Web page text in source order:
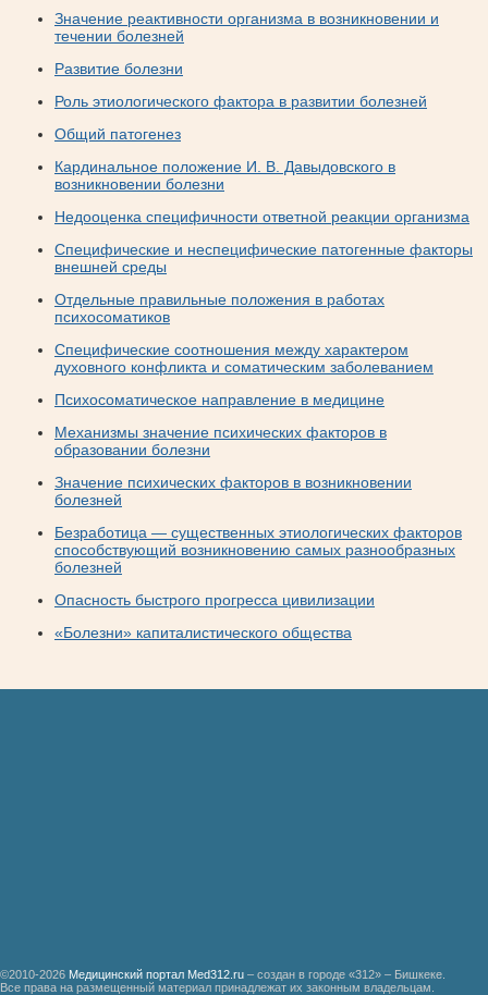
Значение реактивности организма в возникновении и
течении болезней
Развитие болезни
Роль этиологического фактора в развитии болезней
Общий патогенез
Кардинальное положение И. В. Давыдовского в
возникновении болезни
Недооценка специфичности ответной реакции организма
Специфические и неспецифические патогенные факторы
внешней среды
Отдельные правильные положения в работах
психосоматиков
Специфические соотношения между характером
духовного конфликта и соматическим заболеванием
Психосоматическое направление в медицине
Механизмы значение психических факторов в
образовании болезни
Значение психических факторов в возникновении
болезней
Безработица — существенных этиологических факторов
способствующий возникновению самых разнообразных
болезней
Опасность быстрого прогресса цивилизации
«Болезни» капиталистического общества
©2010-2026 Медицинский портал Med312.ru – создан в городе «312» – Бишкеке.
Все права на размещенный материал принадлежат их законным владельцам.